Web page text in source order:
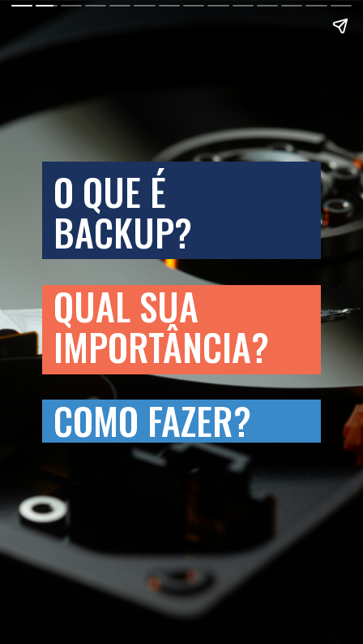
O QUE É
BACKUP?
QUAL SUA
IMPORTÂNCIA?
COMO FAZER?